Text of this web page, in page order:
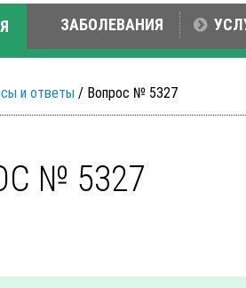
ЗАБОЛЕВАНИЯ
и ответы / Вопрос № 5327
№ 5327